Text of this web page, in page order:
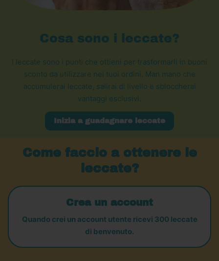
Cosa sono i leccate?
I leccate sono i punti che ottieni per trasformarli in buoni
sconto da utilizzare nei tuoi ordini. Man mano che
accumulerai leccate, salirai di livello e sbloccherai
vantaggi esclusivi.
Inizia a guadagnare leccate
Come faccio a ottenere le
leccate?
Crea un account
Quando crei un account utente ricevi 300 leccate
di benvenuto.